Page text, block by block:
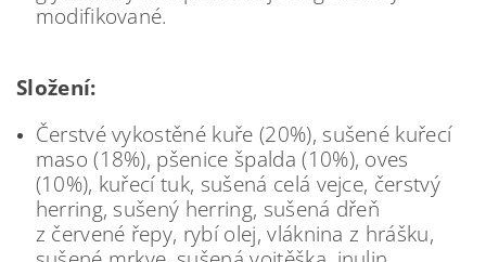
modifikované.
Složení:
Čerstvé vykostěné kuře (20%), sušené kuřecí
maso (18%), pšenice špalda (10%), oves
(10%), kuřecí tuk, sušená celá vejce, čerstvý
herring, sušený herring, sušená dřeň
z červené řepy, rybí olej, vláknina z hrášku,